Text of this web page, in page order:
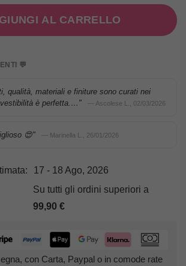
AL CARRELLO
💬
qualità, materiali e finiture sono curati nei
è perfetta.…"
— Ascolese L., 02/03/2026
😍" — Marinella L., 26/01/2026
17 - 18 Ago, 2026
Su tutti gli ordini superiori a
99,90€
con Carta, Paypal o in comode rate